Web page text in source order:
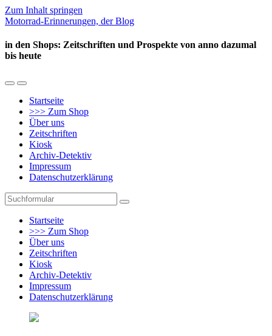
Zum Inhalt springen
Motorrad-Erinnerungen, der Blog
in den Shops: Zeitschriften und Prospekte von anno dazumal
bis heute
Mobil-
umschalten
Suchfeld
umschalten
Startseite
>>> Zum Shop
Über uns
Zeitschriften
Kiosk
Archiv-Detektiv
Impressum
Datenschutzerklärung
Suchen
Startseite
>>> Zum Shop
Über uns
Zeitschriften
Kiosk
Archiv-Detektiv
Impressum
Datenschutzerklärung